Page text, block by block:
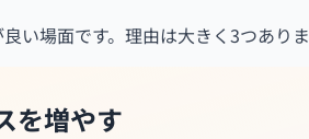
い場面です。理由は大きく3つありま
を増やす